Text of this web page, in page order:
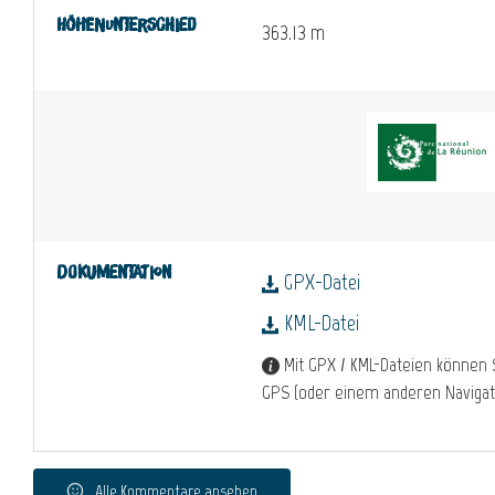
Höhenunterschied 363.13 m
Dokumentation
GPX-Datei
KML-Datei
Mit GPX / KML-Dateien
GPS (oder einem anderen